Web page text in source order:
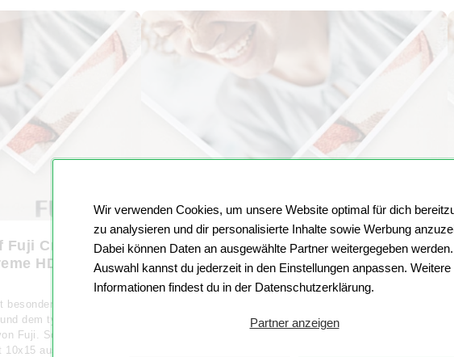
Wir verwenden Cookies, um unsere Website optimal für dich
zu analysieren und dir personalisierte Inhalte sowie Werbung
Dabei können Daten an ausgewählte Partner weitergegeben
Auswahl kannst du jederzeit in den Einstellungen anpassen. Weitere
Informationen findest du in der Datenschutzerklärung.
Partner anzeigen
Crystal
HD
besonders glatter,
dem typischen
Fuji. So schick
aussehen!
Fotodruck10x15 auf Fuji Crystal
Archive Paper Supreme HD (matt)
Gedruckt auf der matten Version des Premium-
extra edel aus! Auch hier fällt die hochwertige
Oberfläche und der goldene Rückseitendruck